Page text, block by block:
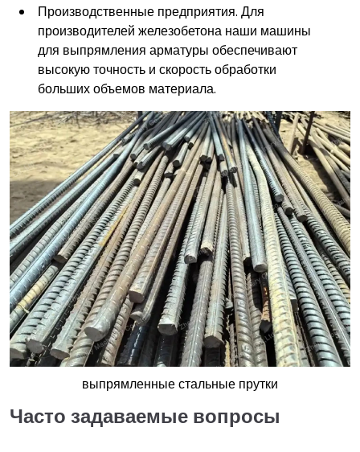
Производственные предприятия. Для
производителей железобетона наши машины
для выпрямления арматуры обеспечивают
высокую точность и скорость обработки
больших объемов материала.
выпрямленные стальные прутки
Часто задаваемые вопросы